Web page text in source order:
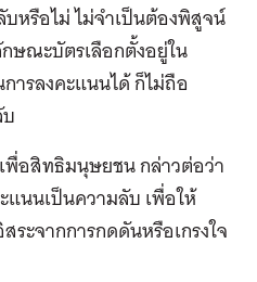
หรือไม่ ไม่จำเป็นต้องพิสูจน์
ษณะบัตรเลือกตั้งอยู่ใน
รลงคะแนนได้ ก็ไม่ถือ
อสิทธิมนุษยชน กล่าวต่อว่า
แนนเป็นความลับ เพื่อให้
ระจากการกดดันหรือเกรงใจ